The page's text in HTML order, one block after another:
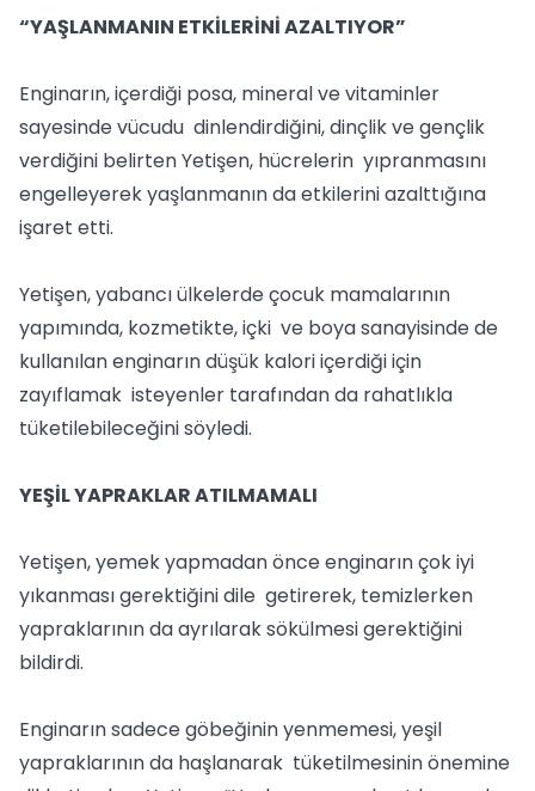
“YAŞLANMANIN ETKİLERİNİ AZALTIYOR”
Enginarın, içerdiği posa, mineral ve vitaminler
sayesinde vücudu dinlendirdiğini, dinçlik ve gençlik
verdiğini belirten Yetişen, hücrelerin yıpranmasını
engelleyerek yaşlanmanın da etkilerini azalttığına
işaret etti.
Yetişen, yabancı ülkelerde çocuk mamalarının
yapımında, kozmetikte, içki ve boya sanayisinde de
kullanılan enginarın düşük kalori içerdiği için
zayıflamak isteyenler tarafından da rahatlıkla
tüketilebileceğini söyledi.
YEŞİL YAPRAKLAR ATILMAMALI
Yetişen, yemek yapmadan önce enginarın çok iyi
yıkanması gerektiğini dile getirerek, temizlerken
yapraklarının da ayrılarak sökülmesi gerektiğini
bildirdi.
Enginarın sadece göbeğinin yenmemesi, yeşil
yapraklarının da haşlanarak tüketilmesinin önemine